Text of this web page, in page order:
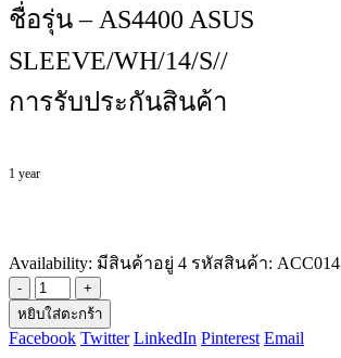
ชื่อรุ่น – AS4400 ASUS
SLEEVE/WH/14/S//
การรับประกันสินค้า
1 year
Availability: มีสินค้าอยู่ 4 รหัสสินค้า: ACC014
-
+
หยิบใส่ตะกร้า
Facebook Twitter LinkedIn Pinterest Email